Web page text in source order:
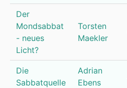
Der
Mondsabbat
- neues
Licht?
Torsten
Maekler
Die
Sabbatquelle
Adrian
Ebens